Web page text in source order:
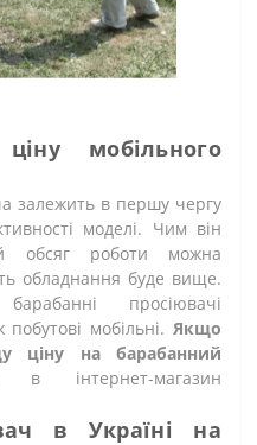
мобільного
залежить в першу чергу
моделі. Чим він
обсяг роботи можна
обладнання буде вище.
просіювачі
мобільні. Якщо
ціну на барабанний
в інтернет-магазин
в Україні на